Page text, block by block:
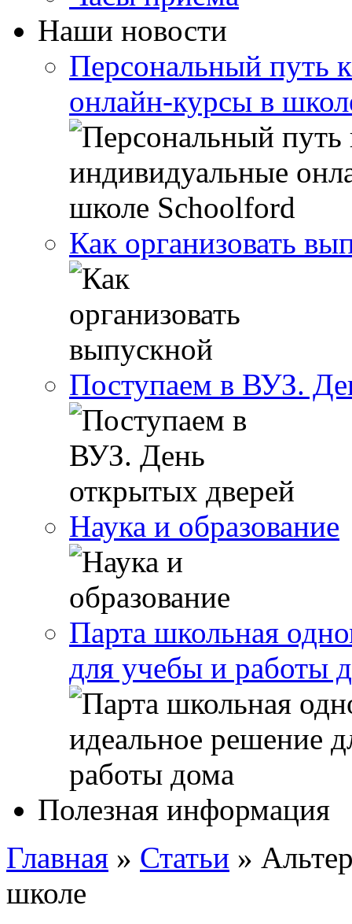
Наши новости
Персональный путь
онлайн-курсы в
Как организовать
Поступаем в ВУЗ.
Наука и образование
Парта школьная
для учебы и работы
Полезная информация
Главная » Статьи »
школе